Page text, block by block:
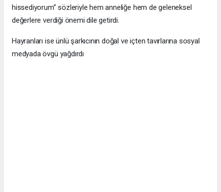
hissediyorum” sözleriyle hem anneliğe hem de geleneksel
değerlere verdiği önemi dile getirdi.
Hayranları ise ünlü şarkıcının doğal ve içten tavırlarına sosyal
medyada övgü yağdırdı